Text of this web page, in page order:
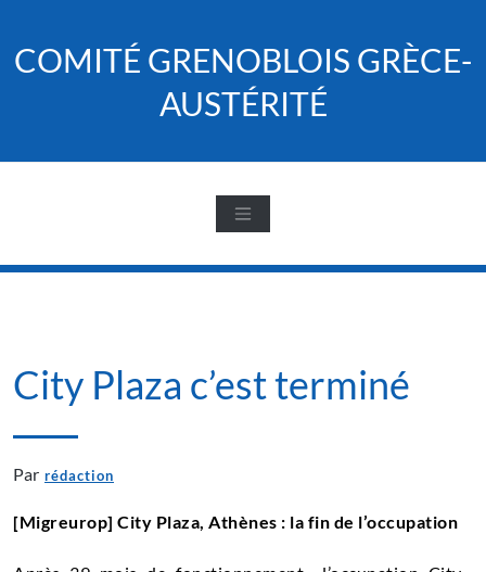
content
COMITÉ GRENOBLOIS GRÈCE-
AUSTÉRITÉ
City Plaza c’est terminé
Par rédaction
[Migreurop] City Plaza, Athènes : la fin de l’occupation